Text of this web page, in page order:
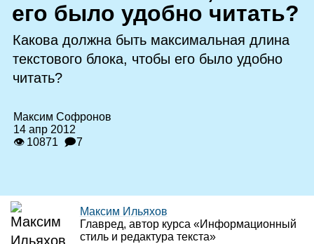
его было удобно читать?
Какова должна быть максимальная длина
текстового блока, чтобы его было удобно
читать?
Максим Софронов
14 апр 2012
👁 10871 🗩7
Максим Ильяхов
Главред, автор курса «Информационный
стиль и редактура текста»